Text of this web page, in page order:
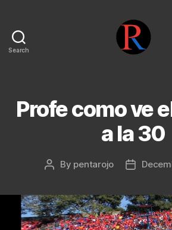
Search
Profe como ve
a la 30
Post
By pentarojo
Post